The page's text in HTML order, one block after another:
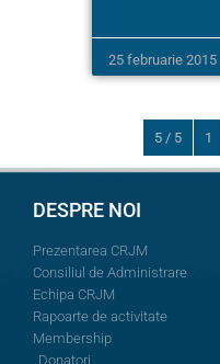
25 februarie 2015
5 / 5 1
DESPRE NOI
Prezentarea CRJM
Consiliul de Administrare
Echipa CRJM
Rapoarte de activitate
Membership
Donatori